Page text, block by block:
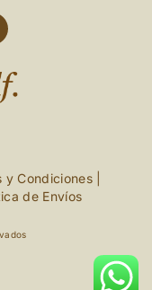
y Condiciones|
de Envíos